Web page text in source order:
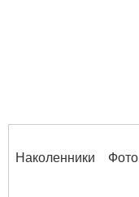
Наколенники Фото